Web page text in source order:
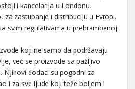
i kancelarija u Londonu,
za zastupanje i distribuciju u Evropi.
svim regulativama u prehrambenoj
koji ne samo da podržavaju
već se proizvode sa pažljivo
Njihovi dodaci su pogodni za
i za sve ljude koji teže boljem i